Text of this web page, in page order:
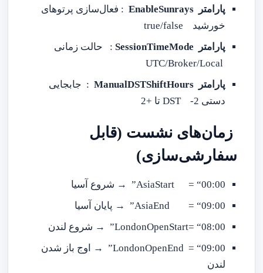
پارامتر EnableSunrays
: فعال‌سازی پرتوهای
خورشید true/false
پارامتر SessionTimeMode
: حالت زمانی
UTC/Broker/Local
پارامتر ManualDSTShiftHours
: جابجایی
دستی DST -2 تا +2
زمان‌های نشست (قابل
سفارشی‌سازی)
AsiaStart = “00:00” → شروع آسیا
AsiaEnd = “09:00” → پایان آسیا
LondonOpenStart= “08:00” → شروع لندن
LondonOpenEnd = “09:00” → اوج باز شدن
لندن